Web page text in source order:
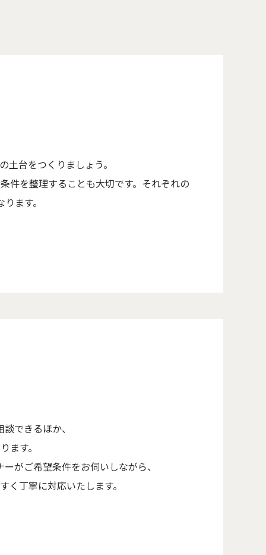
台をつくりましょう。
件を整理することも大切です。それぞれの
ます。
できるほか、
ます。
がご希望条件をお伺いしながら、
丁寧に対応いたします。